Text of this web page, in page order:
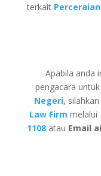
terkait Perceraian
Apabila anda
pengacara
Negeri,
Law Firm melalui
1108 atau Email